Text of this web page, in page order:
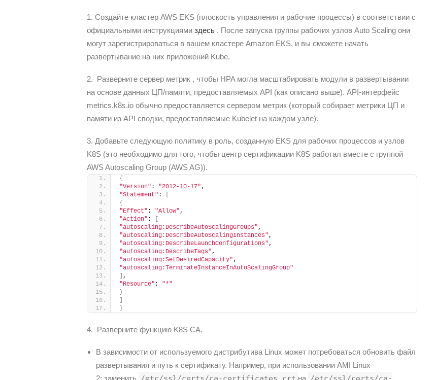
1. Создайте кластер AWS EKS (плоскость управления и рабочие процессы) в соответствии с
официальными инструкциями здесь. После запуска группы рабочих узлов Auto Scaling они
могут зарегистрироваться в вашем кластере Amazon EKS, и вы сможете начать
развертывание на них приложений Kube.
2. Разверните сервер метрик , чтобы HPA могла масштабировать модули в развертывании
на основе данных ЦП/памяти, предоставляемых API (как описано выше). API-интерфейс
metrics.k8s.io обычно предоставляется сервером метрик (который собирает метрики ЦП и
памяти из API сводки, предоставляемые Kubelet на каждом узле).
3. Добавьте следующую политику в роль, созданную EKS для рабочих процессов и узлов
K8S (это необходимо для того, чтобы центр сертификации K8S работал вместе с группой
AWS Autoscaling Group (AWS AG)).
{
"Version" : "2012-10-17",
"Statement" :
{
"Effect" : "Allow",
"Action" :
"autoscaling:DescribeAutoScalingGroups",
"autoscaling:DescribeAutoScalingInstances",
"autoscaling:DescribeLaunchConfigurations",
"autoscaling:DescribeTags",
"autoscaling:SetDesiredCapacity",
"autoscaling:TerminateInstanceInAutoScalingGroup"
,
"Resource" :
"*"
}
}
4. Разверните функцию K8S CA.
В зависимости от используемого дистрибутива Linux может потребоваться обновить файл
развертывания и путь к сертификату. Например, при использовании AMI Linux
2; заменить
на